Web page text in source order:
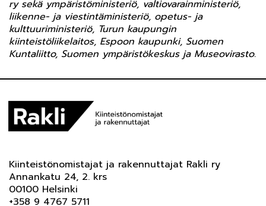
ry sekä ympäristöministeriö, valtiovarainministeriö,
liikenne- ja viestintäministeriö, opetus- ja
kulttuuriministeriö, Turun kaupungin
kiinteistöliikelaitos, Espoon kaupunki, Suomen
Kuntaliitto, Suomen ympäristökeskus ja Museovirasto.
Kiinteistönomistajat ja rakennuttajat Rakli ry
Annankatu 24, 2. krs
00100 Helsinki
+358 9 4767 5711